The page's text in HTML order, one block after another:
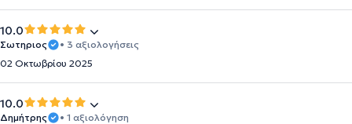
10.0
Σωτηριος
• 3 αξιολογήσεις
02 Οκτωβρίου 2025
10.0
Δημήτρης
• 1 αξιολόγηση